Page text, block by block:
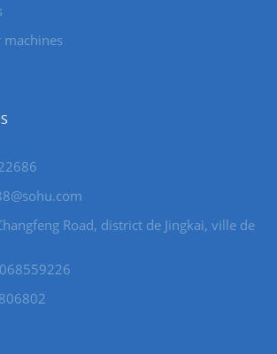
machines
Road, district de Jingkai, ville de